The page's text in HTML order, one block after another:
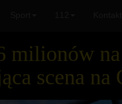
milionów
scena na